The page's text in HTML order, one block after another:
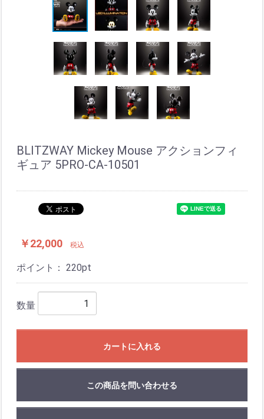
BLITZWAY Mickey Mouse アクションフィ
ギュア 5PRO-CA-10501
￥22,000 税込
ポイント： 220pt
数量
カートに入れる
この商品を問い合わせる